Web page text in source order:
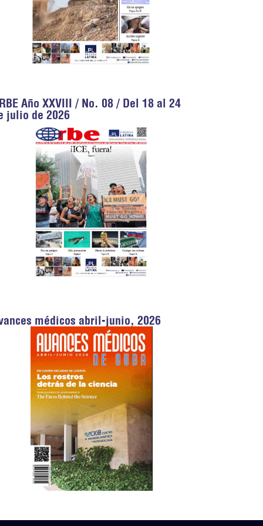
Año XXVIII / No. 08 / Del 18 al 24
julio de 2026
médicos abril-junio, 2026